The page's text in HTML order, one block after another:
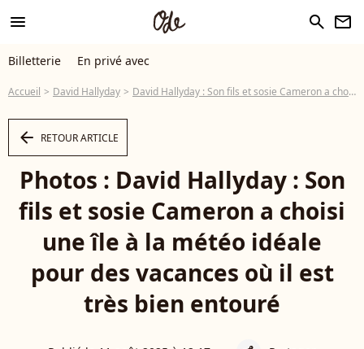
menu search newsletter
Billetterie En privé avec
Accueil David Hallyday David Hallyday : Son fils et sosie Cameron a choisi une île à la météo idéale pour des vacances où il est très bien entouré
arrow_left RETOUR ARTICLE
Photos : David Hallyday : Son
fils et sosie Cameron a choisi
une île à la météo idéale
pour des vacances où il est
très bien entouré